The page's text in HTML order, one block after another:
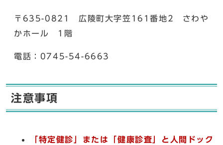
〒635-0821 広陵町大字笠161番地2 さわや
かホール 1階
電話：0745-54-6663
注意事項
「特定健診」または「健康診査」と人間ドック